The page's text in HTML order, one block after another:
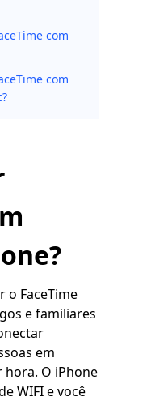
com
com
o FaceTime
e familiares
em
hora. O iPhone
WIFI e você